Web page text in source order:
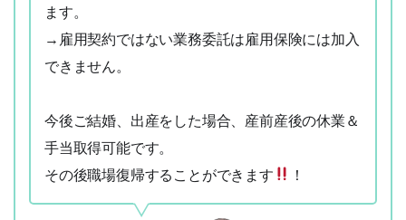
ます。
→雇用契約ではない業務委託は雇用保険には加入
できません。
今後ご結婚、出産をした場合、産前産後の休業＆
手当取得可能です。
その後職場復帰することができます
！